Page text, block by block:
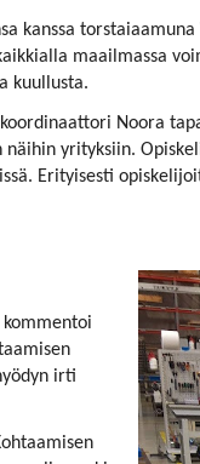
kanssa
maailmassa
kuullusta.
Noora
yrityksiin.
Erityisesti
irti